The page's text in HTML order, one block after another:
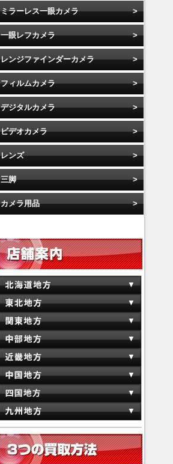
ミラーレス一眼カメラ
一眼レフカメラ
レンジファインダーカメラ
フィルムカメラ
デジタルカメラ
ビデオカメラ
レンズ
三脚
カメラ用品